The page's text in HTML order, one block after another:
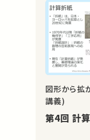
図形から拡
講義)
第4